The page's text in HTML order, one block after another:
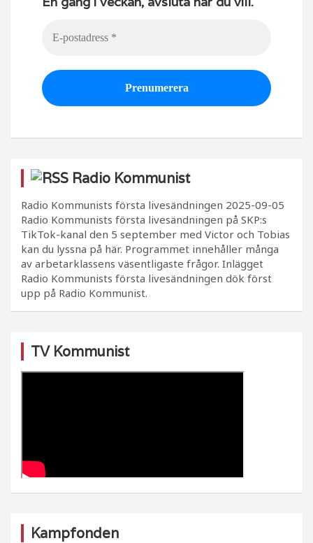
Radio Kommunist
Radio Kommunists första livesändningen 2025-09-05
Radio Kommunists första livesändningen på SKP:s
TikTok-kanal den 5 september med Victor och Tobias
kan du lyssna på här. Programmet innehåller många
av arbetarklassens väsentligaste frågor. Inlägget
Radio Kommunists första livesändningen dök först
upp på Radio Kommunist.
TV Kommunist
Kampfonden